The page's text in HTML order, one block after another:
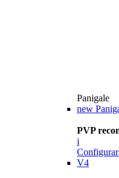
Panigale
new
PVP
i
Configurar
V4